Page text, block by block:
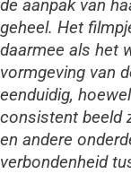
de aanpak van
geheel. Het
daarmee als het
vormgeving van
eenduidig,
consistent beeld
en andere
verbondenheid